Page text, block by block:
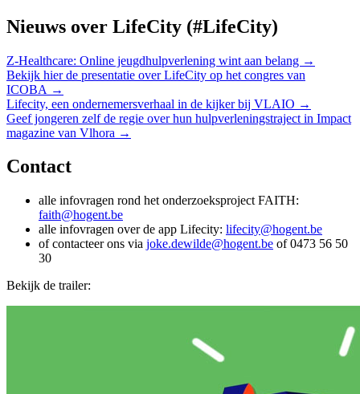
Nieuws over LifeCity (#LifeCity)
Z-Healthcare: Online jeugdhulpverlening wint aan belang →
Bekijk hier de presentatie over LifeCity op het congres van
ICOBA →
Lifecity, een ondernemersverhaal in de kijker bij VLAIO →
Geef jongeren zelf de regie over hun hulpverleningstraject in Impact
magazine van Vlhora →
Contact
alle infovragen rond het onderzoeksproject FAITH:
faith@hogent.be
alle infovragen over de app Lifecity: lifecity@hogent.be
of contacteer ons via joke.dewilde@hogent.be of 0473 56 50
30
Bekijk de trailer: